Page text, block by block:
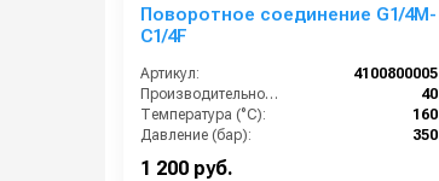
Поворотное соединение G1/4M-
C1/4F
Артикул:
4100800005
Производительность (л/мин):
40
Температура (°C):
160
Давление (бар):
350
1 200 руб.